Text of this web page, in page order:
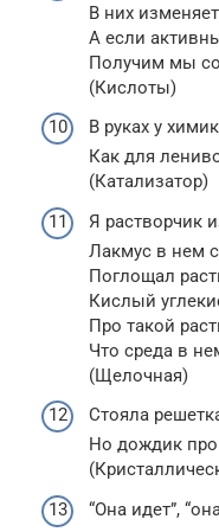
В них
А если
Получим мы
(Кислоты)
В руках у
Как для
(Катализатор)
Я растворчик
Лакмус в нем
Поглощал
Кислый
Про такой
Что среда в
(Щелочная)
Стояла
Но дождик
“Она идет”,